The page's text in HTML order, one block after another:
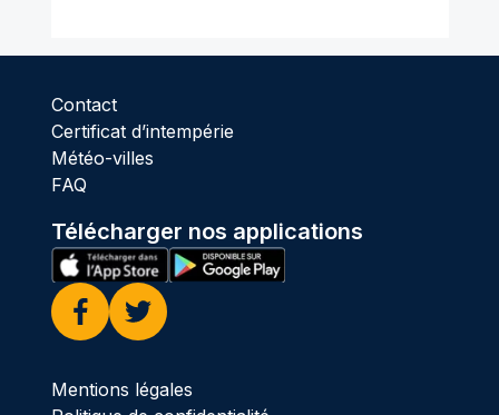
Contact
Certificat d’intempérie
Météo-villes
FAQ
Télécharger nos applications
Facebook
Twitter
Mentions légales